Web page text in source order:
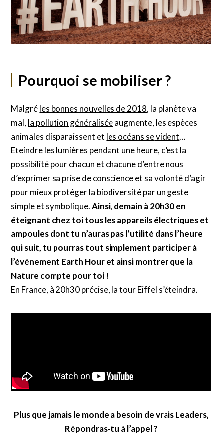
Pourquoi se mobiliser ?
Malgréles bonnes nouvelles de 2018, la planète va
mal, la pollution généraliséeaugmente, les espèces
animales disparaissent et les océans sevident…
Eteindre les lumières pendant une heure, c’est la
possibilité pour chacun et chacune d’entre nous
d’exprimer sa prise de conscience et sa volonté d’agir
pour mieux protéger la biodiversité par un geste
simple et symbolique.Ainsi, demain à 20h30 en
éteignant chez toi tous les appareils électriques et
ampoules dont tu n’auras pas l’utilité dans l’heure
qui suit, tu pourras tout simplement participer à
l’événement Earth Hour et ainsi montrer que la
Nature compte pour toi !
En France, à 20h30 précise, la tour Eiffel s’éteindra.
Plus que jamais le monde a besoin de vrais Leaders,
Répondras-tu à l’appel ?